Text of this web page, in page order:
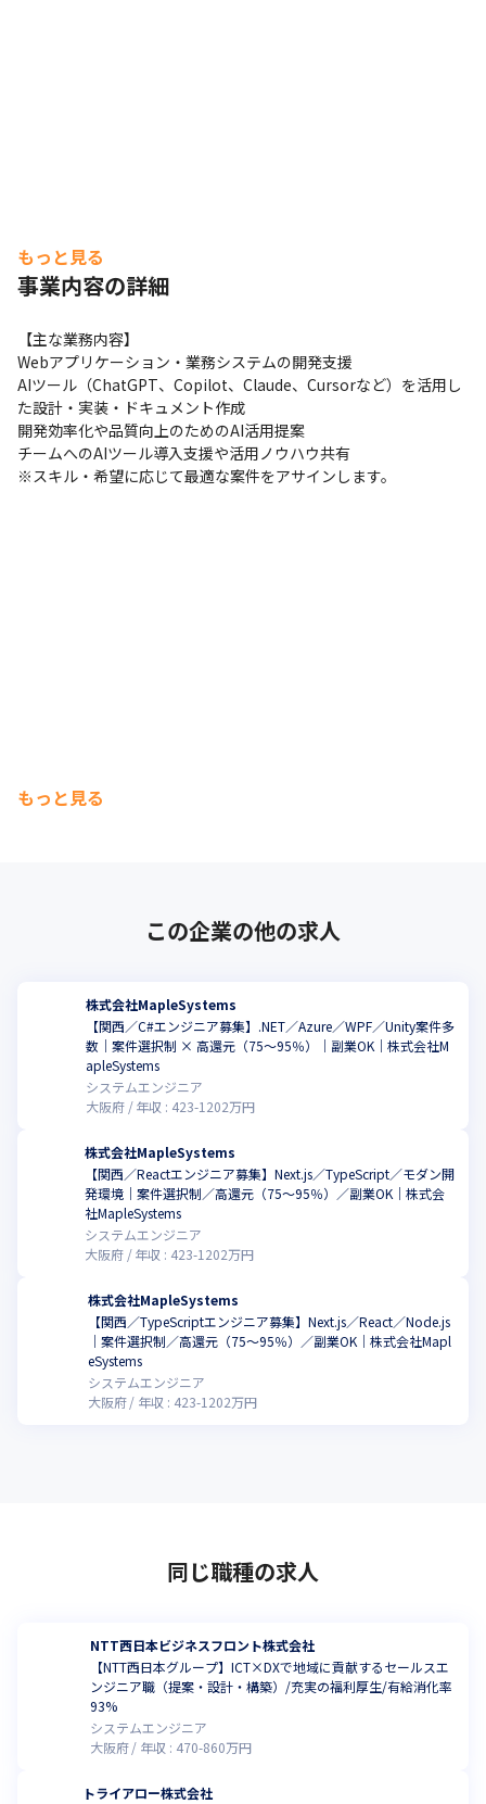
もっと見る
事業内容の詳細
【主な業務内容】
Webアプリケーション・業務システムの開発支援
AIツール（ChatGPT、Copilot、Claude、Cursorなど）を活用し
た設計・実装・ドキュメント作成
開発効率化や品質向上のためのAI活用提案
チームへのAIツール導入支援や活用ノウハウ共有
※スキル・希望に応じて最適な案件をアサインします。
もっと見る
この企業の他の求人
株式会社MapleSystems
【関西／C#エンジニア募集】.NET／Azure／WPF／Unity案件多
数｜案件選択制 × 高還元（75〜95％）｜副業OK｜株式会社M
apleSystems
システムエンジニア
大阪府
年収 : 423-1202万円
株式会社MapleSystems
【関西／Reactエンジニア募集】Next.js／TypeScript／モダン開
発環境｜案件選択制／高還元（75〜95％）／副業OK｜株式会
社MapleSystems
システムエンジニア
大阪府
年収 : 423-1202万円
株式会社MapleSystems
【関西／TypeScriptエンジニア募集】Next.js／React／Node.js
｜案件選択制／高還元（75〜95％）／副業OK｜株式会社Mapl
eSystems
システムエンジニア
大阪府
年収 : 423-1202万円
同じ職種の求人
NTT西日本ビジネスフロント株式会社
【NTT西日本グループ】ICT×DXで地域に貢献するセールスエ
ンジニア職（提案・設計・構築）/充実の福利厚生/有給消化率
93%
システムエンジニア
大阪府
年収 : 470-860万円
トライアロー株式会社